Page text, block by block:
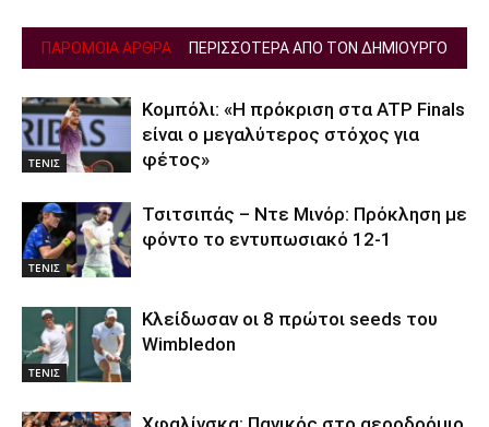
ΠΑΡΟΜΟΙΑ ΑΡΘΡΑ ΠΕΡΙΣΣΟΤΕΡΑ ΑΠΟ ΤΟΝ ΔΗΜΙΟΥΡΓΟ
ΤΕΝΙΣ
Κομπόλι: «Η πρόκριση στα ATP Finals
είναι ο μεγαλύτερος στόχος για
φέτος»
ΤΕΝΙΣ
Τσιτσιπάς – Ντε Μινόρ: Πρόκληση με
φόντο το εντυπωσιακό 12-1
ΤΕΝΙΣ
Κλείδωσαν οι 8 πρώτοι seeds του
Wimbledon